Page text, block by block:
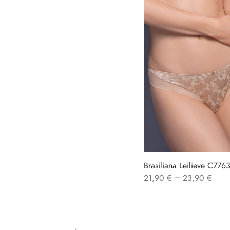
Brasiliana Leilieve C7763
21,90 € – 23,90 €